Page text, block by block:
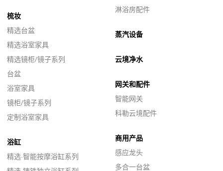
梳妆
精选台盆
精选浴室家具
精选镜柜/镜子系列
台盆
浴室家具
镜柜/镜子系列
定制浴室家具
浴缸
精选·智能按摩浴缸系列
淋浴房配件
蒸汽设备
云境净水
网关和配件
智能网关
科勒云境配件
商用产品
感应龙头
多合一台盆